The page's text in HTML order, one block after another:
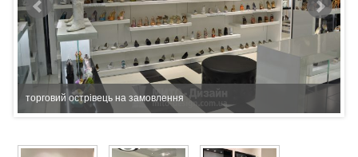
торговий острівець на замовлення